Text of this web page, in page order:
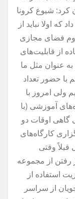
شیوع کرونا
اولا نباید از
فضای مجازی
از قابلیت‌های
عنوان مثل ما
با حضور تعداد
ولی امروز با
آموزشی (با
حتی گاهی اوقات دو
کارگاه‌های
وقتی
رفتن از مجموعه
استفاده از
از سراسر